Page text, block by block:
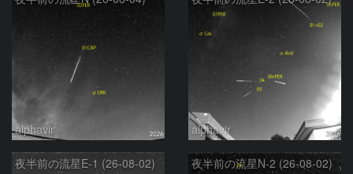
alphavir alphavir
夜半前の流星E-1 (26-08-02) 夜半前の流星N-2 (26-08-02)